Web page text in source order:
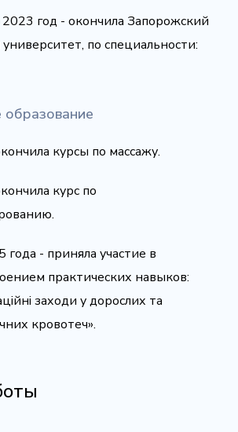
год - окончила Запорожский
по специальности:
курсы по массажу.
курс по
- приняла участие в
практических навыков:
заходи у дорослих та
кровотеч».